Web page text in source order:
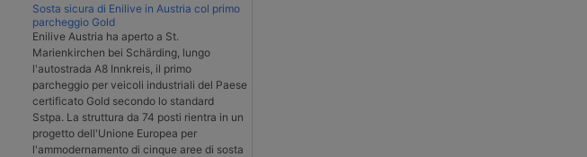
Sosta sicura di Enilive in Austria col primo
parcheggio Gold
Enilive Austria ha aperto a St.
Marienkirchen bei Schärding, lungo
l'autostrada A8 Innkreis, il primo
parcheggio per veicoli industriali del Paese
certificato Gold secondo lo standard
Sstpa. La struttura da 74 posti rientra in un
progetto dell'Unione Europea per
l'ammodernamento di cinque aree di sosta